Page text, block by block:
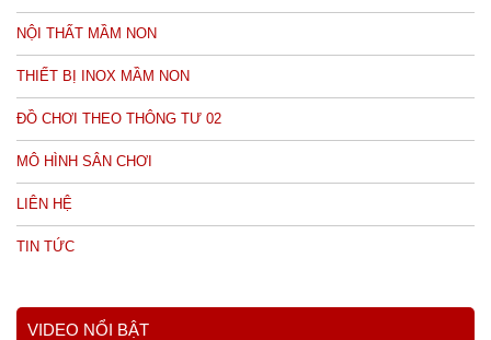
NỘI THẤT MẦM NON
THIẾT BỊ INOX MẦM NON
ĐỒ CHƠI THEO THÔNG TƯ 02
MÔ HÌNH SÂN CHƠI
LIÊN HỆ
TIN TỨC
VIDEO NỔI BẬT